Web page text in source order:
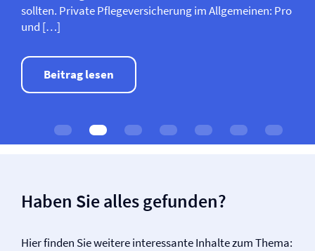
sollten. Private Pflege­­versicherung im Allgemeinen: Pro
und […]
Beitrag lesen
Haben Sie alles gefunden?
Hier finden Sie weitere interessante Inhalte zum Thema: